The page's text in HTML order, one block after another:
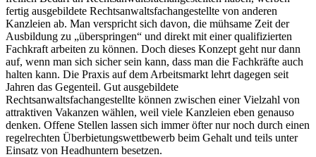
fertig ausgebildete Rechtsanwaltsfachangestellte von anderen
Kanzleien ab. Man verspricht sich davon, die mühsame Zeit der
Ausbildung zu „überspringen“ und direkt mit einer qualifizierten
Fachkraft arbeiten zu können. Doch dieses Konzept geht nur dann
auf, wenn man sich sicher sein kann, dass man die Fachkräfte auch
halten kann. Die Praxis auf dem Arbeitsmarkt lehrt dagegen seit
Jahren das Gegenteil. Gut ausgebildete
Rechtsanwaltsfachangestellte können zwischen einer Vielzahl von
attraktiven Vakanzen wählen, weil viele Kanzleien eben genauso
denken. Offene Stellen lassen sich immer öfter nur noch durch einen
regelrechten Überbietungswettbewerb beim Gehalt und teils unter
Einsatz von Headhuntern besetzen.